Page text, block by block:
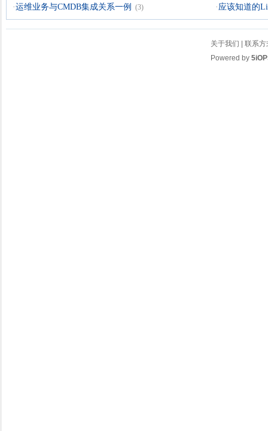
·运维业务与CMDB集成关系一例 (3) · 应该知道的
关于我们
联系方
Powered by